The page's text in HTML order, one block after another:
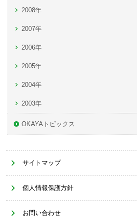
2008年
2007年
2006年
2005年
2004年
2003年
OKAYAトピックス
サイトマップ
個人情報保護方針
お問い合わせ